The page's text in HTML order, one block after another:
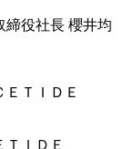
締役社長 櫻井均
ＴＩＤＥ